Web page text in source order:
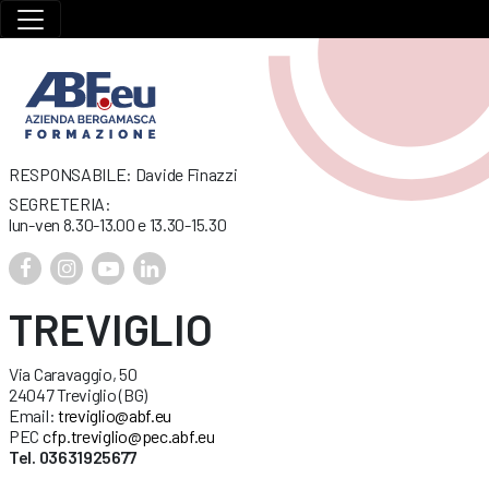
RESPONSABILE: Davide Finazzi
SEGRETERIA:
lun-ven 8.30-13.00 e 13.30-15.30
TREVIGLIO
Via Caravaggio, 50
24047 Treviglio (BG)
Email: treviglio@abf.eu
PEC cfp.treviglio@pec.abf.eu
Tel. 03631925677